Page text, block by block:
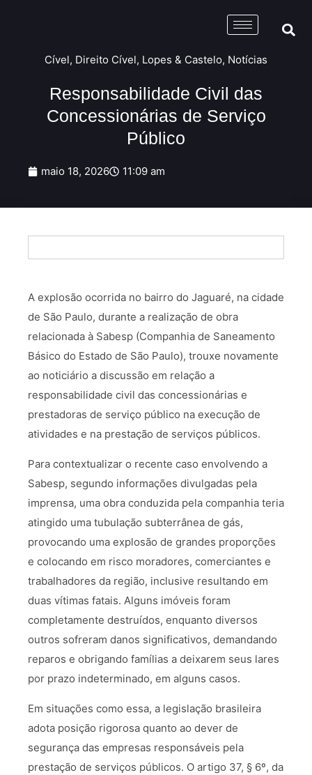
Cível, Direito Cível, Lopes & Castelo, Notícias
Responsabilidade Civil das
Concessionárias de Serviço
Público
maio 18, 2026 11:09 am
A explosão ocorrida no bairro do Jaguaré, na cidade
de São Paulo, durante a realização de obra
relacionada à Sabesp (Companhia de Saneamento
Básico do Estado de São Paulo), trouxe novamente
ao noticiário a discussão em relação a
responsabilidade civil das concessionárias e
prestadoras de serviço público na execução de
atividades e na prestação de serviços públicos.
Para contextualizar o recente caso envolvendo a
Sabesp, segundo informações divulgadas pela
imprensa, uma obra conduzida pela companhia teria
atingido uma tubulação subterrânea de gás,
provocando uma explosão de grandes proporções
e colocando em risco moradores, comerciantes e
trabalhadores da região, inclusive resultando em
duas vítimas fatais. Alguns imóveis foram
completamente destruídos, enquanto diversos
outros sofreram danos significativos, demandando
reparos e obrigando famílias a deixarem seus lares
por prazo indeterminado, em alguns casos.
Em situações como essa, a legislação brasileira
adota posição rigorosa quanto ao dever de
segurança das empresas responsáveis pela
prestação de serviços públicos. O artigo 37, § 6º, da